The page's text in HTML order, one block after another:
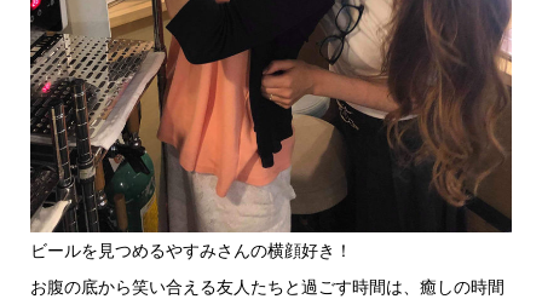
ビールを見つめるやすみさんの横顔好き！
お腹の底から笑い合える友人たちと過ごす時間は、癒しの時間